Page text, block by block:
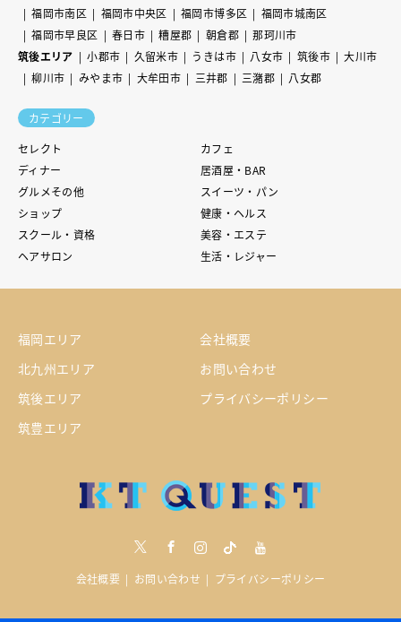
福岡市南区
福岡市中央区 福岡市博多区
福岡市城南区
福岡市早良区
春日市 糟屋郡 朝倉郡
那珂川市
筑後エリア
小郡市 久留米市 うきは市 八女市 筑後市
大川市
柳川市
みやま市 大牟田市 三井郡 三潴郡 八女郡
カテゴリー
セレクト
カフェ
ディナー
居酒屋・BAR
グルメその他
スイーツ・パン
ショップ
健康・ヘルス
スクール・資格
美容・エステ
ヘアサロン
生活・レジャー
福岡エリア
北九州エリア
筑後エリア
筑豊エリア
会社概要
お問い合わせ
プライバシーポリシー
Instagramtiktock youtube
会社概要 お問い合わせ プライバシーポリシー